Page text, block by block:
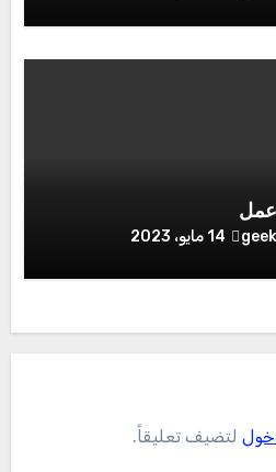
عمل
14 مايو، 2023
لتضيف تعليقاً.